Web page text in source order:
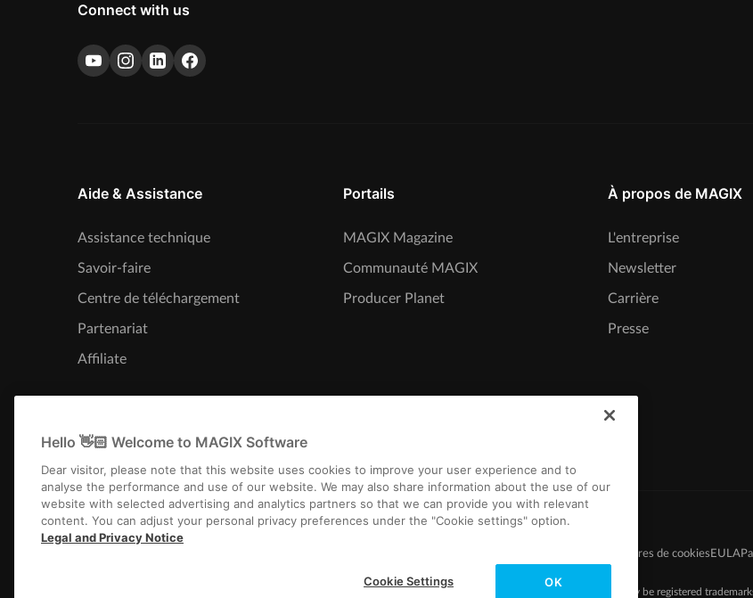
Connect with us
Aide & Assistance
Assistance technique
Savoir-faire
Centre de téléchargement
Partenariat
Affiliate
Portails
MAGIX Magazine
Communauté MAGIX
Producer Planet
À propos de MAGIX
L'entreprise
Newsletter
Carrière
Presse
Paramètres de cookies EULA
Copyright © 2003-2026 MAGIX. The mentioned product names may be registered
Hello 👋🏻 Welcome to MAGIX Software
Dear visitor, please note that this website uses cookies to improve your user experience and to
analyse the performance and use of our website. We may also share information about the use of our
website with selected advertising and analytics partners so that we can provide you with relevant
content. You can adjust your personal privacy preferences under the "Cookie settings" option.
Legal and Privacy Notice
OK
Cookie Settings